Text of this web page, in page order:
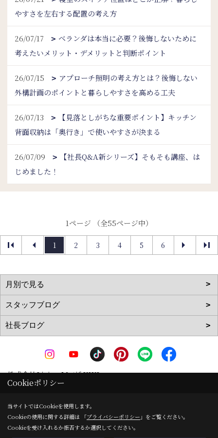
やすさを左右する配置の考え方
26/07/17
ベランダは本当に必要？後悔しないために
考えたいメリット・デメリットと判断ポイント
26/07/15
アプローチ照明の考え方とは？後悔しない
外構計画のポイントと暮らしやすさを高める工夫
26/07/13
【見落としがちな重要ポイント】キッチン
背面収納は「奥行き」で使いやすさが決まる
26/07/09
【社長Q&A新シリーズ】そもそも講座、は
じめました！
1ページ （全55ページ中）
1 2 3 4 5 6
株式会社Living Motif KIKI
〒519-0142
三重県亀山市天神1丁目2-11-1
TEL：0120-090-035/ 0595-83-0700
FAX：0595-82-8540
Cookieポリシー
当サイトではCookieを使用します。
Cookieの使用に関する詳細は 「プライバシーポリシー 」をご覧ください。
Cookieを受け入れるか拒否するか選択してください。